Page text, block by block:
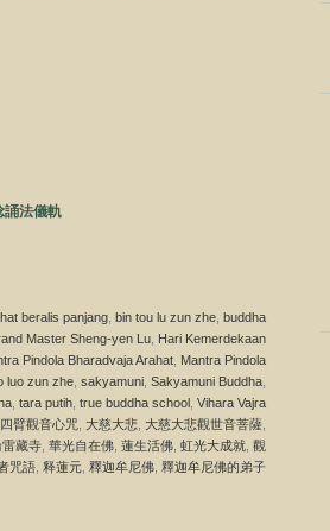
法儀軌
beralis panjang bin tou lu zun zhe buddha
Master Sheng-yen Lu Hari Kemerdekaan
Pindola Bharadvaja Arahat Mantra Pindola
luo zun zhe sakyamuni Sakyamuni Buddha
tara putih true buddha school Vihara Vajra
四臂觀音心咒 大慈大悲 大慈大悲觀世音菩薩
雷藏寺 華光自在佛 蓮生活佛 虹光大成就 觀
咒語 释蓮元 釋迦牟尼佛 釋迦牟尼佛的弟子